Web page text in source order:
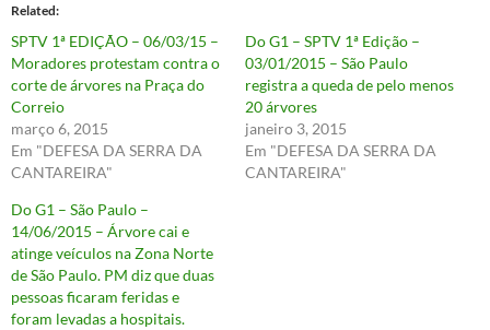
Related
SPTV 1ª EDIÇÃO – 06/03/15 –
Moradores protestam contra o
corte de árvores na Praça do
Correio
março 6, 2015
Em "DEFESA DA SERRA DA
CANTAREIRA"
Do G1 – SPTV 1ª Edição –
03/01/2015 – São Paulo
registra a queda de pelo menos
20 árvores
janeiro 3, 2015
Em "DEFESA DA SERRA DA
CANTAREIRA"
Do G1 – São Paulo –
14/06/2015 – Árvore cai e
atinge veículos na Zona Norte
de São Paulo. PM diz que duas
pessoas ficaram feridas e
foram levadas a hospitais.